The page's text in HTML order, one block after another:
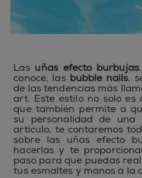
Las uñas efecto burbujas
conoce, las bubble nails,
de las tendencias más
art. Este estilo no solo es
que también permite a
su personalidad de una
artículo, te contaremos
sobre las uñas efecto
hacerlas y te
paso para que puedas
tus esmaltes y manos a la